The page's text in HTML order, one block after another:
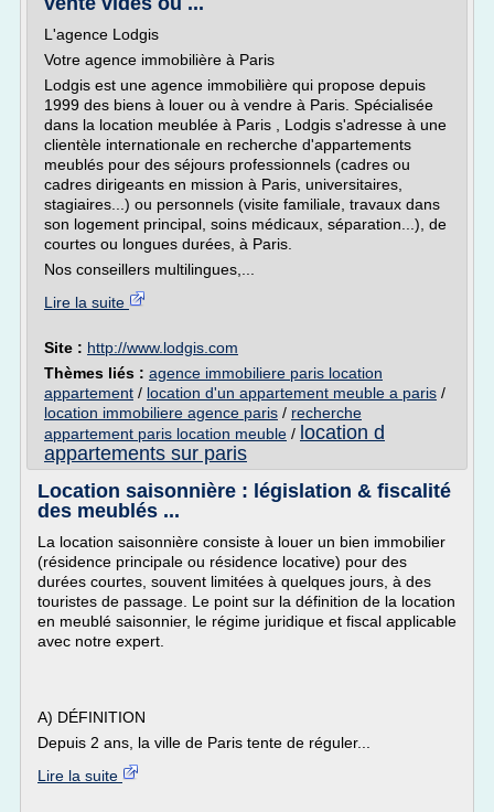
L'agence Lodgis
Votre agence immobilière à Paris
Lodgis est une agence immobilière qui propose depuis
1999 des biens à louer ou à vendre à Paris. Spécialisée
dans la location meublée à Paris , Lodgis s'adresse à une
clientèle internationale en recherche d'appartements
meublés pour des séjours professionnels (cadres ou
cadres dirigeants en mission à Paris, universitaires,
stagiaires...) ou personnels (visite familiale, travaux dans
son logement principal, soins médicaux, séparation...), de
courtes ou longues durées, à Paris.
Nos conseillers multilingues,...
Lire la suite
Site : http://www.lodgis.com
Thèmes liés : agence immobiliere paris location
appartement / location d'un appartement meuble a paris /
location immobiliere agence paris / recherche
appartement paris location meuble / location d
appartements sur paris
Location saisonnière : législation & fiscalité
des meublés ...
La location saisonnière consiste à louer un bien immobilier
(résidence principale ou résidence locative) pour des
durées courtes, souvent limitées à quelques jours, à des
touristes de passage. Le point sur la définition de la location
en meublé saisonnier, le régime juridique et fiscal applicable
avec notre expert.
A) DÉFINITION
Depuis 2 ans, la ville de Paris tente de réguler...
Lire la suite